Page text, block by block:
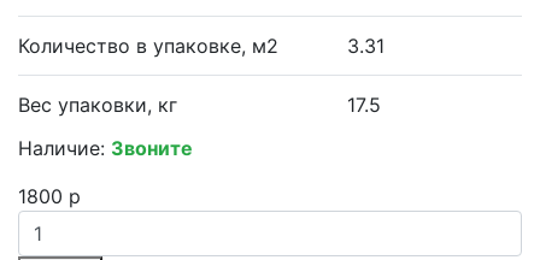
Количество в упаковке, м2 3.31
Вес упаковки, кг
17.5
Наличие: Звоните
1800 р